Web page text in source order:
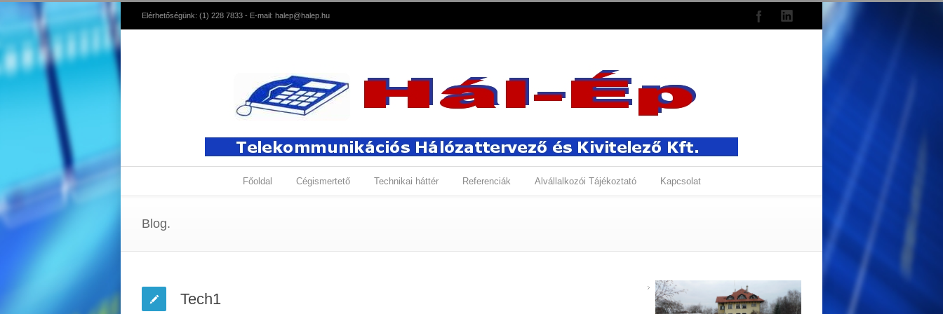
Elérhetőségünk: (1) 228 7833 - E-mail: halep@halep.hu
Főoldal Cégismertető Technikai háttér Referenciák Alvállalkozói Tájékoztató Kapcsolat
Blog.
Tech1